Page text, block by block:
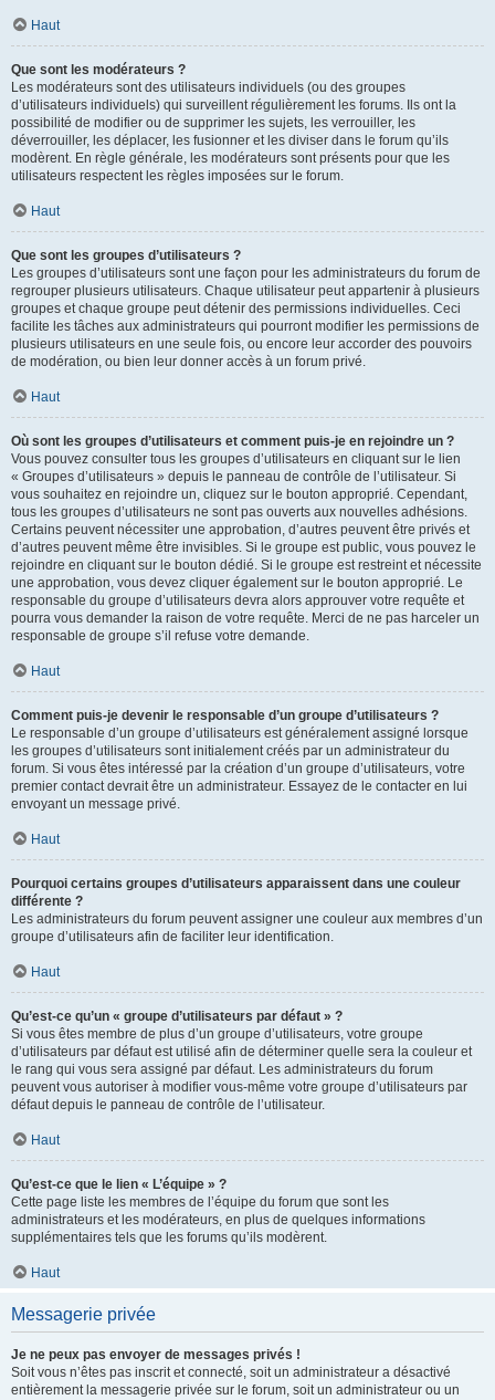
Haut
Que sont les modérateurs ?
Les modérateurs sont des utilisateurs individuels (ou des groupes
d’utilisateurs individuels) qui surveillent régulièrement les forums. Ils ont la
possibilité de modifier ou de supprimer les sujets, les verrouiller, les
déverrouiller, les déplacer, les fusionner et les diviser dans le forum qu’ils
modèrent. En règle générale, les modérateurs sont présents pour que les
utilisateurs respectent les règles imposées sur le forum.
Haut
Que sont les groupes d’utilisateurs ?
Les groupes d’utilisateurs sont une façon pour les administrateurs du forum de
regrouper plusieurs utilisateurs. Chaque utilisateur peut appartenir à plusieurs
groupes et chaque groupe peut détenir des permissions individuelles. Ceci
facilite les tâches aux administrateurs qui pourront modifier les permissions de
plusieurs utilisateurs en une seule fois, ou encore leur accorder des pouvoirs
de modération, ou bien leur donner accès à un forum privé.
Haut
Où sont les groupes d’utilisateurs et comment puis-je en rejoindre un ?
Vous pouvez consulter tous les groupes d’utilisateurs en cliquant sur le lien
« Groupes d’utilisateurs » depuis le panneau de contrôle de l’utilisateur. Si
vous souhaitez en rejoindre un, cliquez sur le bouton approprié. Cependant,
tous les groupes d’utilisateurs ne sont pas ouverts aux nouvelles adhésions.
Certains peuvent nécessiter une approbation, d’autres peuvent être privés et
d’autres peuvent même être invisibles. Si le groupe est public, vous pouvez le
rejoindre en cliquant sur le bouton dédié. Si le groupe est restreint et nécessite
une approbation, vous devez cliquer également sur le bouton approprié. Le
responsable du groupe d’utilisateurs devra alors approuver votre requête et
pourra vous demander la raison de votre requête. Merci de ne pas harceler un
responsable de groupe s’il refuse votre demande.
Haut
Comment puis-je devenir le responsable d’un groupe d’utilisateurs ?
Le responsable d’un groupe d’utilisateurs est généralement assigné lorsque
les groupes d’utilisateurs sont initialement créés par un administrateur du
forum. Si vous êtes intéressé par la création d’un groupe d’utilisateurs, votre
premier contact devrait être un administrateur. Essayez de le contacter en lui
envoyant un message privé.
Haut
Pourquoi certains groupes d’utilisateurs apparaissent dans une couleur
différente ?
Les administrateurs du forum peuvent assigner une couleur aux membres d’un
groupe d’utilisateurs afin de faciliter leur identification.
Haut
Qu’est-ce qu’un « groupe d’utilisateurs par défaut » ?
Si vous êtes membre de plus d’un groupe d’utilisateurs, votre groupe
d’utilisateurs par défaut est utilisé afin de déterminer quelle sera la couleur et
le rang qui vous sera assigné par défaut. Les administrateurs du forum
peuvent vous autoriser à modifier vous-même votre groupe d’utilisateurs par
défaut depuis le panneau de contrôle de l’utilisateur.
Haut
Qu’est-ce que le lien « L’équipe » ?
Cette page liste les membres de l’équipe du forum que sont les
administrateurs et les modérateurs, en plus de quelques informations
supplémentaires tels que les forums qu’ils modèrent.
Haut
Messagerie privée
Je ne peux pas envoyer de messages privés !
Soit vous n’êtes pas inscrit et connecté, soit un administrateur a désactivé
entièrement la messagerie privée sur le forum, soit un administrateur ou un